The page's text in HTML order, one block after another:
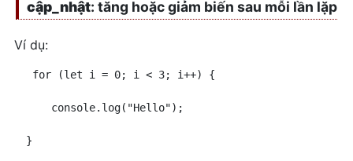
Hàm mở tab hay mở trang
mới với javascript
Javascript
trong javascript
cập_nhật: tăng hoặc giảm biến sau mỗi lần lặp
Ví dụ:
for (let i = 0; i < 3; i++) {
console.log("Hello");
}